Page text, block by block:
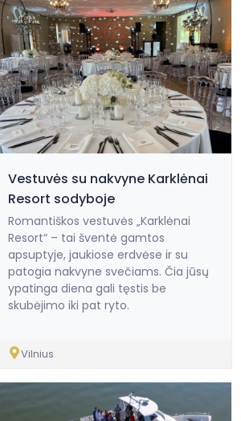
Vestuvės su nakvyne Karklėnai
Resort sodyboje
Romantiškos vestuvės „Karklėnai
Resort“ – tai šventė gamtos
apsuptyje, jaukiose erdvėse ir su
patogia nakvyne svečiams. Čia jūsų
ypatinga diena gali tęstis be
skubėjimo iki pat ryto.
Vilnius